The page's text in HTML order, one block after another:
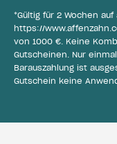
*Gültig für 2 Wochen
https://
von 1000 €. Keine
Gutscheinen. Nur
Barauszahlung ist
Gutschein keine